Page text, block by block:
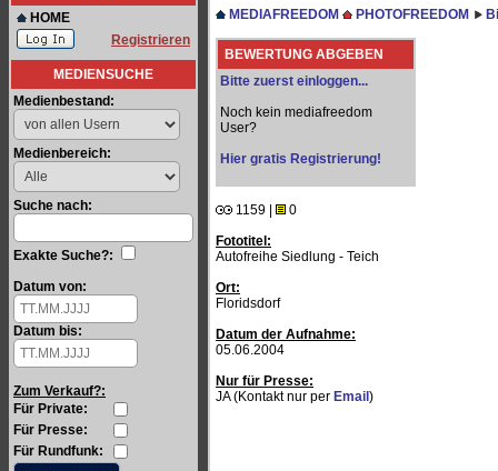
HOME
Registrieren
MEDIENSUCHE
Medienbestand:
Medienbereich:
Suche nach:
Exakte Suche?:
Datum von:
Datum bis:
Zum Verkauf?:
Für Private:
Für Presse:
Für Rundfunk:
MEDIAFREEDOM
PHOTOFREEDOM
BEWERTUNG ABGEBEN
Bitte zuerst einloggen...
Noch kein mediafreedom
User?
Hier gratis Registrierung!
1159 |
0
Fototitel:
Autofreihe Siedlung - Teich
Ort:
Floridsdorf
Datum der Aufnahme:
05.06.2004
Nur für Presse:
JA (Kontakt nur per Email )